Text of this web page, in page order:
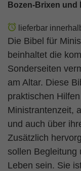
Bozen-Brixen und
lieferbar
Die Bibel für
beinhaltet die
Sonderseiten
am Altar. Diese
praktischen
Ministrantenzeit,
und auch über
Zusätzlich
sollen Begleitung
Leben sein. Sie